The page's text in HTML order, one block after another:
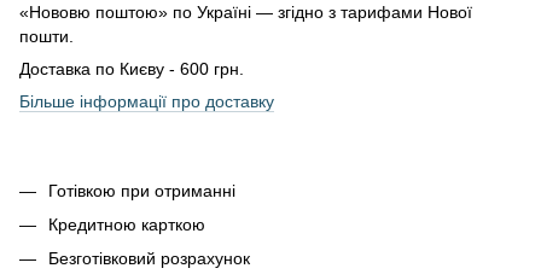
«Нововю поштою» по Україні — згідно з тарифами Нової
пошти.
Доставка по Києву - 600 грн.
Більше інформації про доставку
Готівкою при отриманні
Кредитною карткою
Безготівковий розрахунок